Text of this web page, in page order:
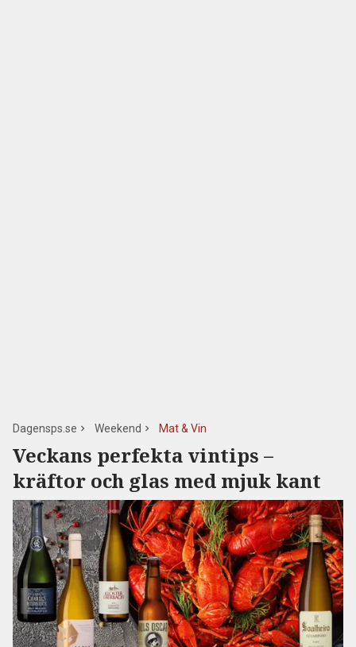
Dagensps.se Weekend Mat & Vin
Veckans perfekta vintips –
kräftor och glas med mjuk kant